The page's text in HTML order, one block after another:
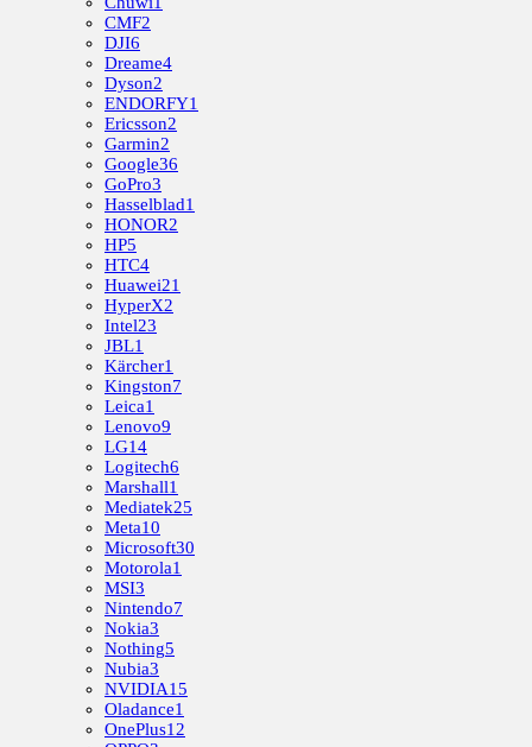
CMF2
DJI6
Dreame4
Dyson2
ENDORFY1
Ericsson2
Garmin2
Google36
GoPro3
Hasselblad1
HONOR2
HP5
HTC4
Huawei21
HyperX2
Intel23
JBL1
Kärcher1
Kingston7
Leica1
Lenovo9
LG14
Logitech6
Marshall1
Mediatek25
Meta10
Microsoft30
Motorola1
MSI3
Nintendo7
Nokia3
Nothing5
Nubia3
NVIDIA15
Oladance1
OnePlus12